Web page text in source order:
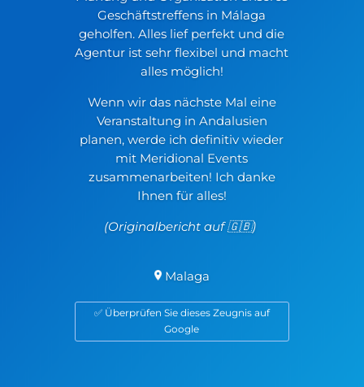
Geschäftstreffens in Málaga
geholfen. Alles lief perfekt und die
Agentur ist sehr flexibel und macht
alles möglich!
Wenn wir das nächste Mal eine
Veranstaltung in Andalusien
planen, werde ich definitiv wieder
mit Meridional Events
zusammenarbeiten! Ich danke
Ihnen für alles!
(Originalbericht auf 🇬🇧)
Malaga
✅ Überprüfen Sie dieses Zeugnis auf
Google